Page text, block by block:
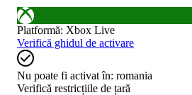
Platformă: Xbox Live
Verifică ghidul de activare
Nu poate fi activat în: romania
Verifică restricțiile de țară